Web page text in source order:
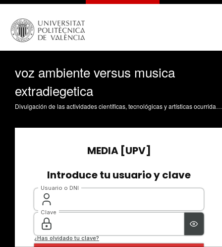
voz ambiente versus musica
extradiegetica
Divulgación de las actividades científicas, tecnológicas y artísticas ocurridas en los tres campus de la UPV